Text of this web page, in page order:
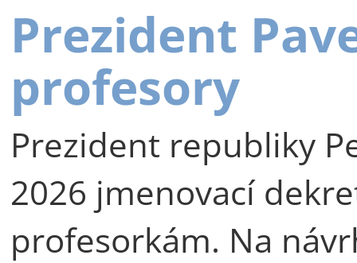
Prezident
profesory
Prezident republiky
2026 jmenovací
profesorkám. Na